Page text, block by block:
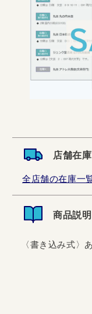
店舗在庫
全店舗の在庫一
商品説明
〈書き込み式〉